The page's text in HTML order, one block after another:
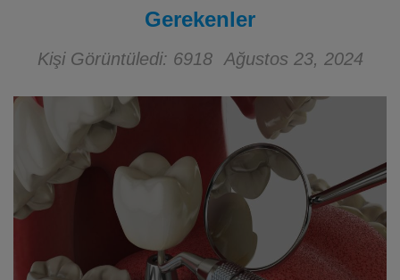
Gerekenler
Kişi Görüntüledi: 6918 Ağustos 23, 2024